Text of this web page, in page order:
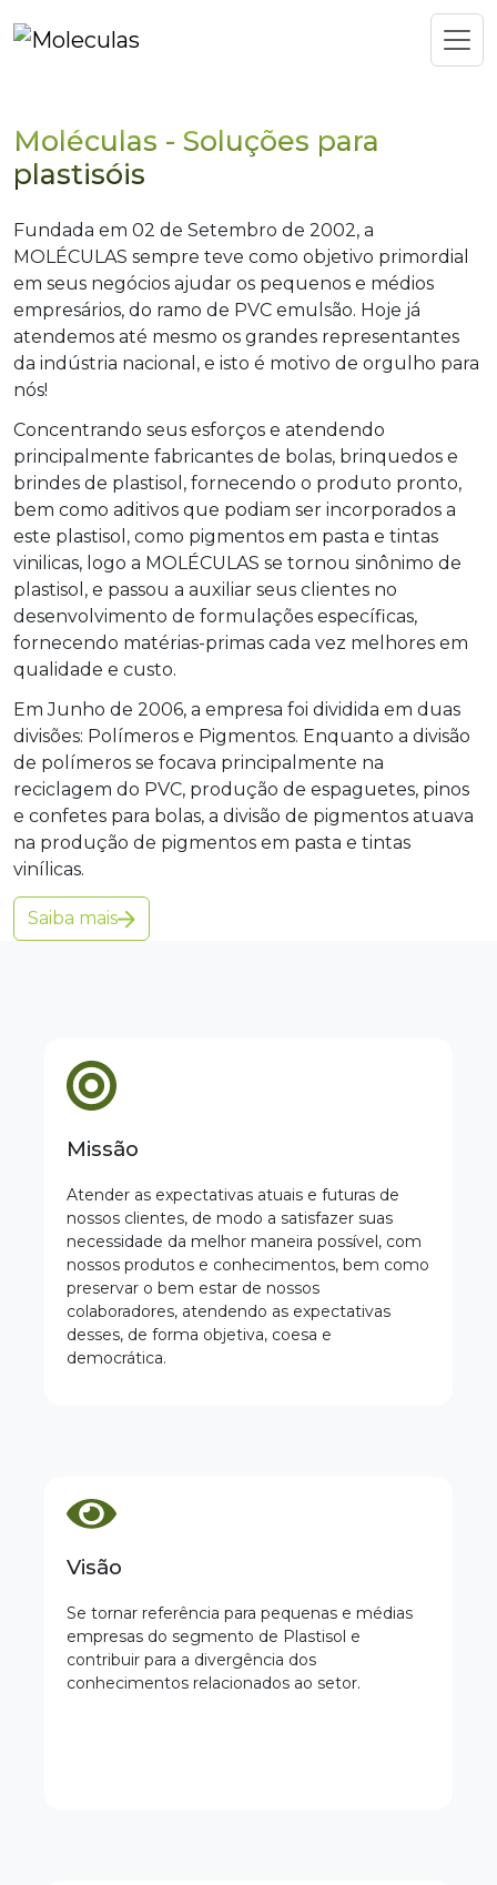
Moléculas - Soluções para
plastisóis
Fundada em 02 de Setembro de 2002, a
MOLÉCULAS sempre teve como objetivo primordial
em seus negócios ajudar os pequenos e médios
empresários, do ramo de PVC emulsão. Hoje já
atendemos até mesmo os grandes representantes
da indústria nacional, e isto é motivo de orgulho para
nós!
Concentrando seus esforços e atendendo
principalmente fabricantes de bolas, brinquedos e
brindes de plastisol, fornecendo o produto pronto,
bem como aditivos que podiam ser incorporados a
este plastisol, como pigmentos em pasta e tintas
vinilicas, logo a MOLÉCULAS se tornou sinônimo de
plastisol, e passou a auxiliar seus clientes no
desenvolvimento de formulações específicas,
fornecendo matérias-primas cada vez melhores em
qualidade e custo.
Em Junho de 2006, a empresa foi dividida em duas
divisões: Polímeros e Pigmentos. Enquanto a divisão
de polímeros se focava principalmente na
reciclagem do PVC, produção de espaguetes, pinos
e confetes para bolas, a divisão de pigmentos atuava
na produção de pigmentos em pasta e tintas
vinílicas.
Saiba mais
Missão
Atender as expectativas atuais e futuras de
nossos clientes, de modo a satisfazer suas
necessidade da melhor maneira possível, com
nossos produtos e conhecimentos, bem como
preservar o bem estar de nossos
colaboradores, atendendo as expectativas
desses, de forma objetiva, coesa e
democrática.
Visão
Se tornar referência para pequenas e médias
empresas do segmento de Plastisol e
contribuir para a divergência dos
conhecimentos relacionados ao setor.